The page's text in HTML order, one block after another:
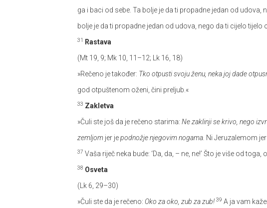
ga i baci od sebe. Ta bolje je da ti propadne jedan od udova,
bolje je da ti propadne jedan od udova, nego da ti cijelo tijelo
31
Rastava
(Mt 19, 9; Mk 10, 11–12; Lk 16, 18)
»Rečeno je također: Tko otpusti svoju ženu, neka joj dade
god otpuštenom oženi, čini preljub.«
33 Zakletva
»Čuli ste još da je rečeno starima: Ne zaklinji se krivo, nego
zemljom jer jepodnožje njegovim nogama. Ni Jeruzalemom jer
37 Vaša riječ neka bude: ‘Da, da, – ne, ne!’ Što je više od toga,
38 Osveta
(Lk 6, 29–30)
»Čuli ste da je rečeno: Oko za oko, zub za zub! 39 A ja vam